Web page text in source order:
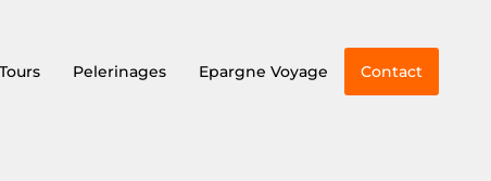
Pelerinages Epargne Voyage Contact